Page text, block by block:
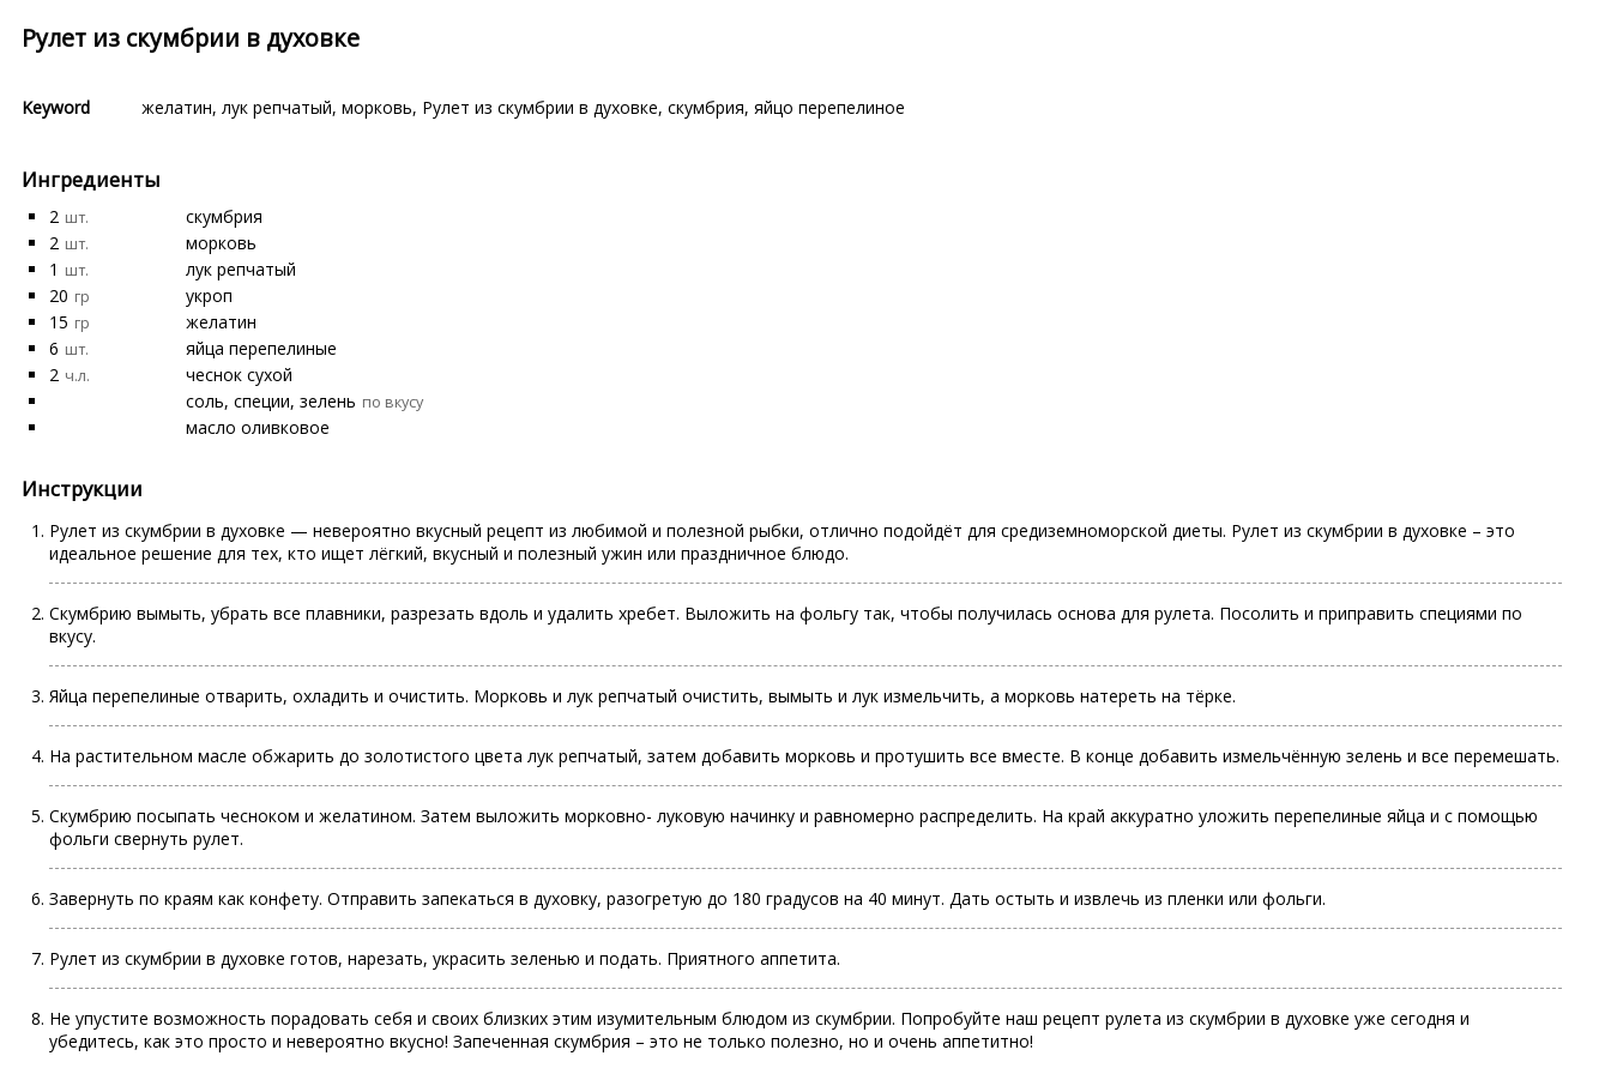
Рулет из скумбрии в духовке
Keyword желатин, лук репчатый, морковь, Рулет из скумбрии в духовке, скумбрия, яйцо перепелиное
Ингредиенты
2 шт.
скумбрия
2 шт.
морковь
1 шт.
лук репчатый
20 гр
укроп
15 гр
желатин
6 шт.
яйца перепелиные
2 ч.л.
чеснок сухой
соль, специи, зелень по вкусу
масло оливковое
Инструкции
Рулет из скумбрии в духовке — невероятно вкусный рецепт из любимой и полезной рыбки, отлично подойдёт для средиземноморской диеты. Рулет из скумбрии в духовке – это
идеальное решение для тех, кто ищет лёгкий, вкусный и полезный ужин или праздничное блюдо.
Скумбрию вымыть, убрать все плавники, разрезать вдоль и удалить хребет. Выложить на фольгу так, чтобы получилась основа для рулета. Посолить и приправить специями по
вкусу.
Яйца перепелиные отварить, охладить и очистить. Морковь и лук репчатый очистить, вымыть и лук измельчить, а морковь натереть на тёрке.
На растительном масле обжарить до золотистого цвета лук репчатый, затем добавить морковь и протушить все вместе. В конце добавить измельчённую зелень и все перемешать.
Скумбрию посыпать чесноком и желатином. Затем выложить морковно- луковую начинку и равномерно распределить. На край аккуратно уложить перепелиные яйца и с помощью
фольги свернуть рулет.
Завернуть по краям как конфету. Отправить запекаться в духовку, разогретую до 180 градусов на 40 минут. Дать остыть и извлечь из пленки или фольги.
Рулет из скумбрии в духовке готов, нарезать, украсить зеленью и подать. Приятного аппетита.
Не упустите возможность порадовать себя и своих близких этим изумительным блюдом из скумбрии. Попробуйте наш рецепт рулета из скумбрии в духовке уже сегодня и
убедитесь, как это просто и невероятно вкусно! Запеченная скумбрия – это не только полезно, но и очень аппетитно!